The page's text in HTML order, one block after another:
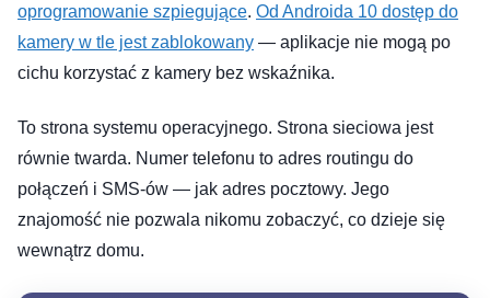
oprogramowanie szpiegujące. Od Androida 10 dostęp do
kamery w tle jest zablokowany — aplikacje nie mogą po
cichu korzystać z kamery bez wskaźnika.
To strona systemu operacyjnego. Strona sieciowa jest
równie twarda. Numer telefonu to adres routingu do
połączeń i SMS-ów — jak adres pocztowy. Jego
znajomość nie pozwala nikomu zobaczyć, co dzieje się
wewnątrz domu.